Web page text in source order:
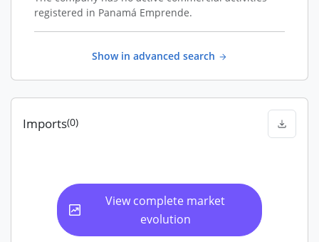
registered in Panamá Emprende.
Show in advanced search
Imports(0)
View complete market
evolution